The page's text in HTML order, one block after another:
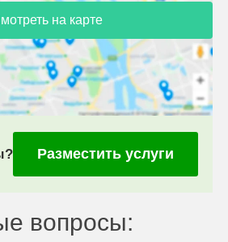
на карте
Разместить услуги
вопросы: